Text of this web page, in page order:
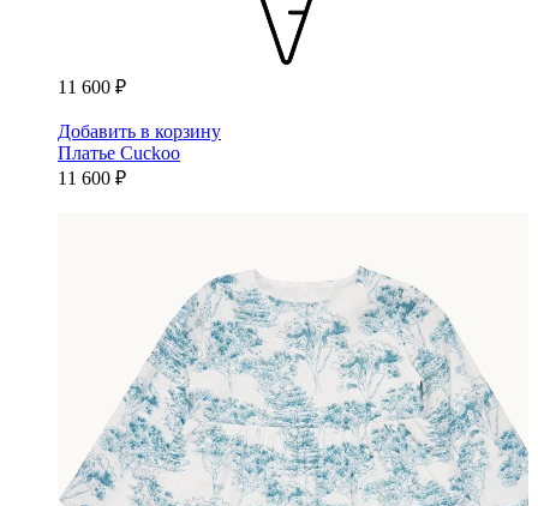
11 600 ₽
Добавить в корзину
Платье Cuckoo
11 600 ₽